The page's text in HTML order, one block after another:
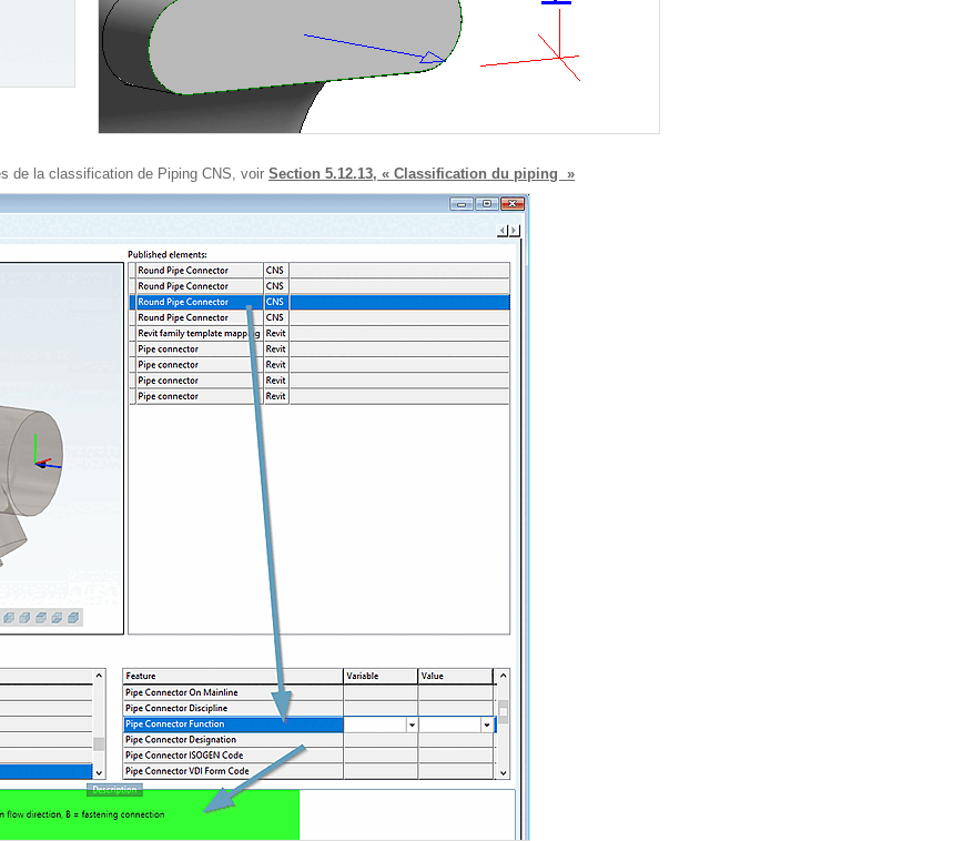
de la classification de Piping CNS, voir Section 5.12.13, « Classification du piping »